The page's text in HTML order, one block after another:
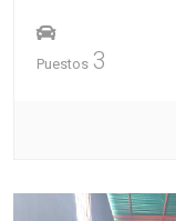
Puestos 3